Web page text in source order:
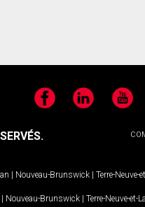
FacebookLinkedIn
| Nouveau-Brunswick | Terre-Neuve-
| Nouveau-Brunswick | Terre-Neuve-et-